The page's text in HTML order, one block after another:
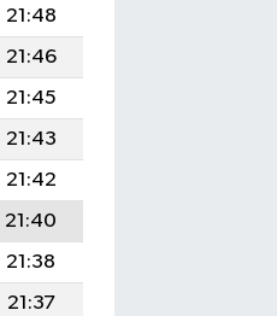
21:48
21:46
21:45
21:43
21:42
21:40
21:38
21:37